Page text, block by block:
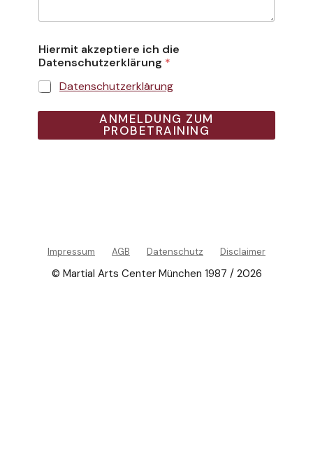
Hiermit akzeptiere ich die
Datenschutzerklärung *
Datenschutzerklärung
ANMELDUNG ZUM
PROBETRAINING
Impressum AGB Datenschutz Disclaimer
© Martial Arts Center München 1987 / 2026